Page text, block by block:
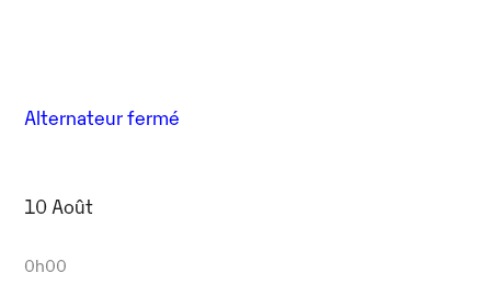
Alternateur fermé
10 Août
0h00